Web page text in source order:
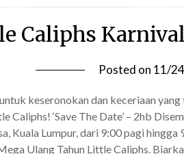
Caliphs
Posted on 11/
keseronokan dan keceriaan
Caliphs! ‘Save The Date’ – 2hb
Kuala Lumpur, dari 9:00 pagi
Ulang Tahun Little Caliphs.